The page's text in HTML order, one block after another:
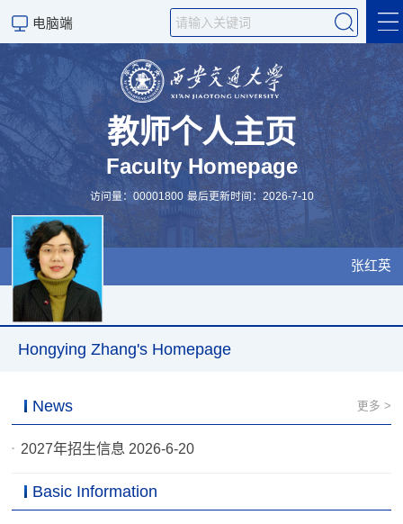
电脑端
Hongying Zhang's
Homepage
Research Projects
Academic Books, Papers,
& Conferences
Graduate Enrollment
Teaching
教师个人主页
Faculty Homepage
访问量：00001800 最后更新时间：2026-7-10
张红英
Hongying Zhang's Homepage
News 更多 >
2027年招生信息 2026-6-20
Basic Information